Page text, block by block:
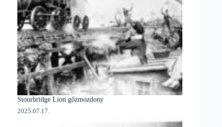
Stourbridge Lion gőzmozdony
2025.07.17.